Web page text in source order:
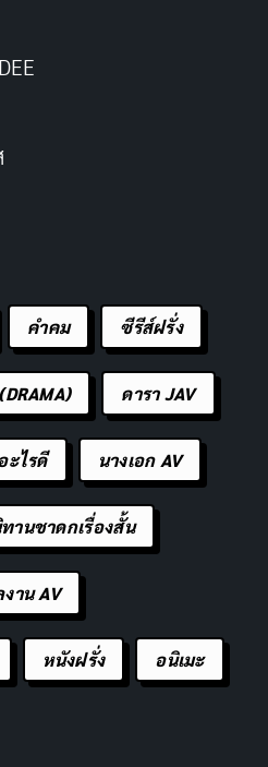
กิน 1 เดือน) และบดก่อนชง
ถึงพิเศษกว่ากาแฟ
เมล็ดหลายแหล่งและคั่วเข้ม
แฟจากแหล่งเดียว ทำให้
ติเฉพาะตัวได้ เช่น กาแฟจาก
ยว ในขณะที่กาแฟจากบราซิล
มีความซับซ้อน บางครั้งอาจมี
ม้แต่ไวน์ ซึ่งหาไม่ได้ในกาแฟ
ผลิตยังคำนึงถึงความยั่งยืน
รกรอีกด้วย
คําคม ซีรีส์ฝรั่ง
ดารา JAV
ะไรดี นางเอก AV
านชาดกเรื่องสั้น
าน AV
หนังฝรั่ง อนิเมะ